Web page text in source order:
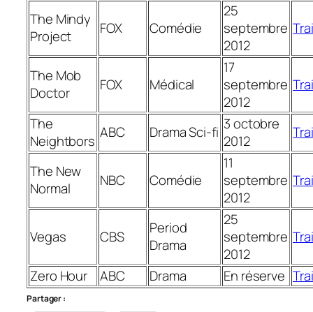
The Mindy
Project
FOX Comédie
25
septembre
2012
The Mob
Doctor
FOX Médical
17
septembre
2012
The
Neightbors ABC Drama Sci-fi 3 octobre
2012
The New
Normal
NBC Comédie
11
septembre
2012
Vegas CBS
Period
Drama
25
septembre
2012
Zero Hour ABC Drama En réserve
Partager :